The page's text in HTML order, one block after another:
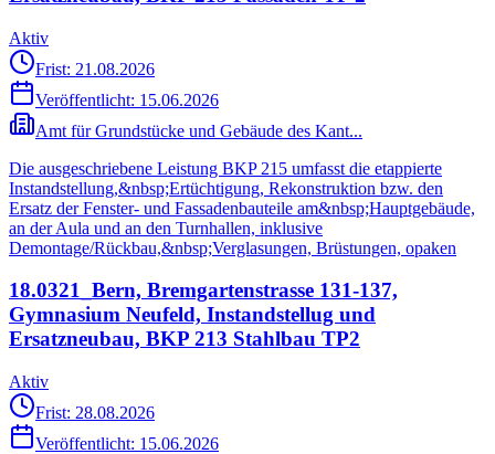
Aktiv
Frist: 21.08.2026
Veröffentlicht: 15.06.2026
Amt für Grundstücke und Gebäude des Kant...
Die ausgeschriebene Leistung BKP 215 umfasst die etappierte
Instandstellung,&nbsp;Ertüchtigung, Rekonstruktion bzw. den
Ersatz der Fenster- und Fassadenbauteile am&nbsp;Hauptgebäude,
an der Aula und an den Turnhallen, inklusive
Demontage/Rückbau,&nbsp;Verglasungen, Brüstungen, opaken
18.0321_Bern, Bremgartenstrasse 131-137,
Gymnasium Neufeld, Instandstellug und
Ersatzneubau, BKP 213 Stahlbau TP2
Aktiv
Frist: 28.08.2026
Veröffentlicht: 15.06.2026